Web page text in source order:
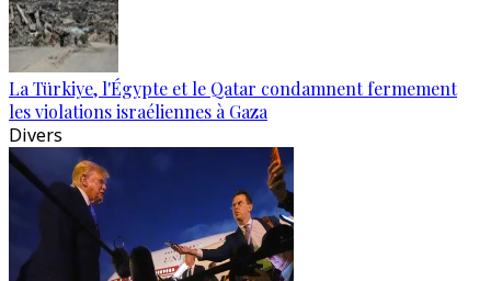
La Türkiye, l'Égypte et le Qatar condamnent fermement
les violations israéliennes à Gaza
Divers